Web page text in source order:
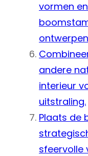
vormen
andere
interieur
uitstraling.
Plaats de
sfeervolle